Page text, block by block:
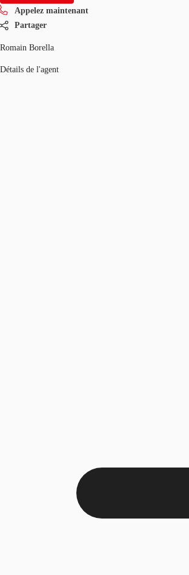
Appelez maintenant
Partager
Romain Borella
Détails de l'agent